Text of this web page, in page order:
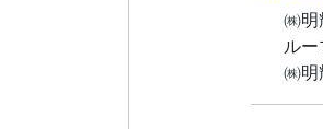
㈱明
ル
㈱明